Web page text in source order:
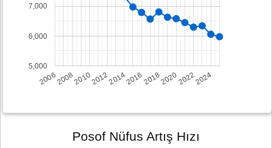
2006200820102012201420162018202020222024
5,000
6,000
7,000
Posof Nüfus Artış Hızı